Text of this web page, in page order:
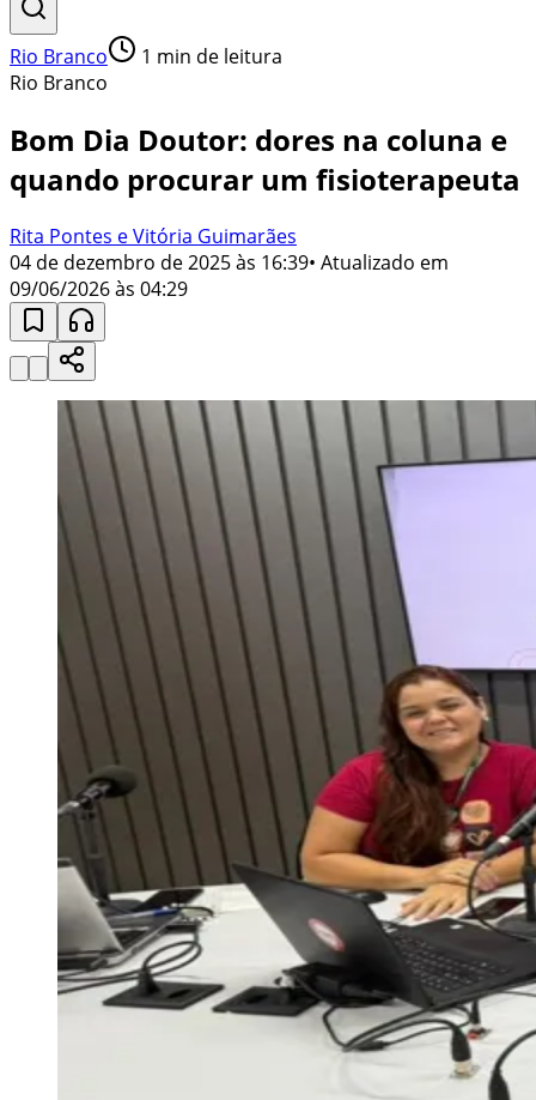
Rio Branco 1 min de leitura
Rio Branco
Bom Dia Doutor: dores na coluna e
quando procurar um fisioterapeuta
Rita Pontes e Vitória Guimarães
04 de dezembro de 2025 às 16:39• Atualizado em
09/06/2026 às 04:29